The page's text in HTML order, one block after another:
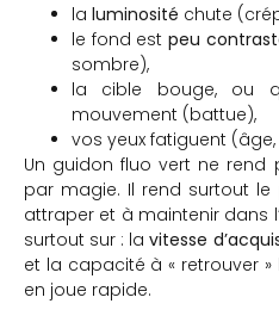
la luminosité chute
le fond est peu
sombre),
la cible bouge, ou
mouvement (battue),
vos yeux fatiguent
Un guidon fluo vert ne rend
par magie. Il rend surtout le
attraper et à maintenir dans
surtout sur : lavitesse
et la capacité à « retrouver
en joue rapide.